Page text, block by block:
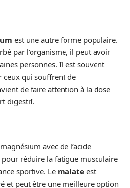
est une autre forme populaire.
par l’organisme, il peut avoir
personnes. Il est souvent
ceux qui souffrent de
de faire attention à la dose
digestif.
avec de l’acide
réduire la fatigue musculaire
sportive. Le malate est
et peut être une meilleure option